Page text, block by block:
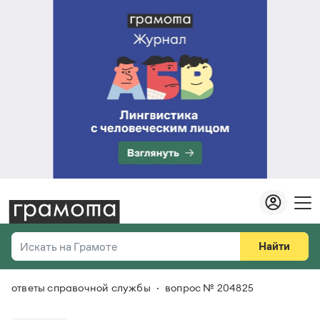
Искать на Грамоте
Справочная служба
Найти
Везде
ответы справочной службы вопрос № 204825